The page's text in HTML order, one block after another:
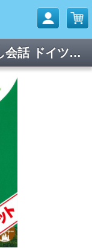
[アウトレット]ワンテーマ指さし会話 ドイツ×お城